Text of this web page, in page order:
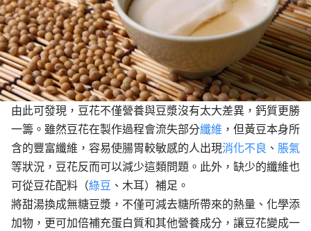
由此可發現，豆花不僅營養與豆漿沒有太大差異，鈣質更勝
一籌。雖然豆花在製作過程會流失部分纖維 ，但黃豆本身所
含的豐富纖維，容易使腸胃較敏感的人出現消化不良 、 脹氣
等狀況，豆花反而可以減少這類問題。此外，缺少的纖維也
可從豆花配料（綠豆 、木耳）補足。
將甜湯換成無糖豆漿，不僅可減去糖所帶來的熱量、化學添
加物，更可加倍補充蛋白質和其他營養成分，讓豆花變成一